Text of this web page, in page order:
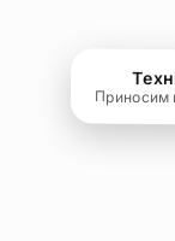
Приносим